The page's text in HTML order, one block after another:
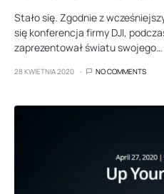
Stało się. Zgodnie z
się konferencja firmy DJI,
zaprezentował światu swojego…
28 KWIETNIA 2020 NO COMMENTS